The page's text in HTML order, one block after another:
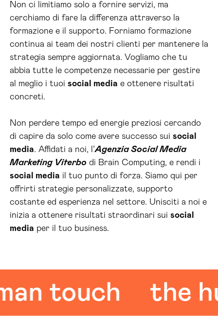
Non ci limitiamo solo a fornire servizi, ma
cerchiamo di fare la differenza attraverso la
formazione e il supporto. Forniamo formazione
continua ai team dei nostri clienti per mantenere la
strategia sempre aggiornata. Vogliamo che tu
abbia tutte le competenze necessarie per gestire
al meglio i tuoi social media e ottenere risultati
concreti.
Non perdere tempo ed energie preziosi cercando
di capire da solo come avere successo sui social
media. Affidati a noi, l’Agenzia Social Media
Marketing Viterbo di Brain Computing, e rendi i
social media il tuo punto di forza. Siamo qui per
offrirti strategie personalizzate, supporto
costante ed esperienza nel settore. Unisciti a noi e
inizia a ottenere risultati straordinari sui social
media per il tuo business.
touch the